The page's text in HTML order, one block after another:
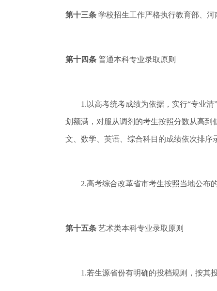
第十三条 学校招生工作严格执行教育部、
第十四条 普通本科专业录取原则
1.以高考统考成绩为依据，实行“专业清”
划额满，对服从调剂的考生按照分数从高
文、数学、英语、综合科目的成绩依次排序
2.高考综合改革省市考生按照当地公布
第十五条 艺术类本科专业录取原则
1.若生源省份有明确的投档规则，按其投